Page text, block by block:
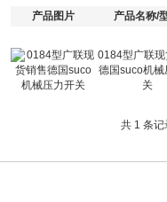
产品图片 产品名称/
0184型广联现
德国suco机械
关
共 1 条